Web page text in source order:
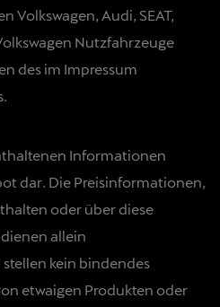
Volkswagen, Audi, SEAT,
Nutzfahrzeuge
des im Impressum
Informationen
dar. Die Preisinformationen,
oder über diese
allein
kein bindendes
etwaigen Produkten oder